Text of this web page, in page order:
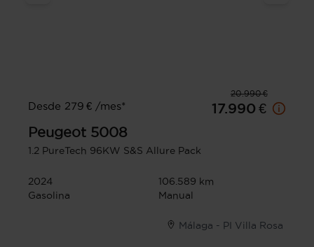
20.990 €
Desde 279 € /mes*
17.990 €
Peugeot 5008
1.2 PureTech 96KW S&S Allure Pack
2024
106.589 km
Gasolina
Manual
Málaga - PI Villa Rosa